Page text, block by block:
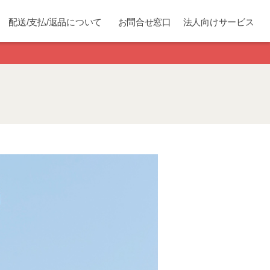
配送/支払/返品について お問合せ窓口 法人向けサービス